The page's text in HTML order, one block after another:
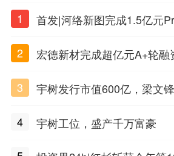
1
首发|河络新图完成1.5亿元
2
宏德新材完成超亿元A+轮
3
宇树发行市值600亿，梁文
4 宇树工位，盛产千万富豪